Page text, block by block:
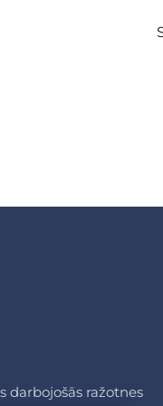
darbojošās ražotnes